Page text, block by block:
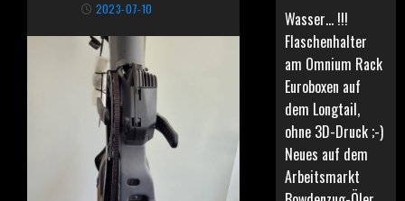
2023-07-10
Wasser… !!!
Flaschenhalter
am Omnium Rack
Euroboxen auf
dem Longtail,
ohne 3D-Druck ;-)
Neues auf dem
Arbeitsmarkt